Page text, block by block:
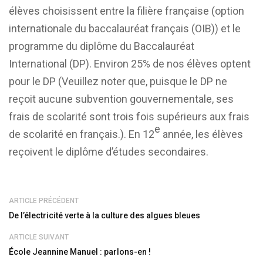
élèves choisissent entre la filière française (option
internationale du baccalauréat français (OIB)) et le
programme du diplôme du Baccalauréat
International (DP). Environ 25% de nos élèves optent
pour le DP (Veuillez noter que, puisque le DP ne
reçoit aucune subvention gouvernementale, ses
frais de scolarité sont trois fois supérieurs aux frais
de scolarité en français.). En 12e année, les élèves
reçoivent le diplôme d’études secondaires.
ARTICLE PRÉCÉDENT
De l’électricité verte à la culture des algues bleues
ARTICLE SUIVANT
École Jeannine Manuel : parlons-en !